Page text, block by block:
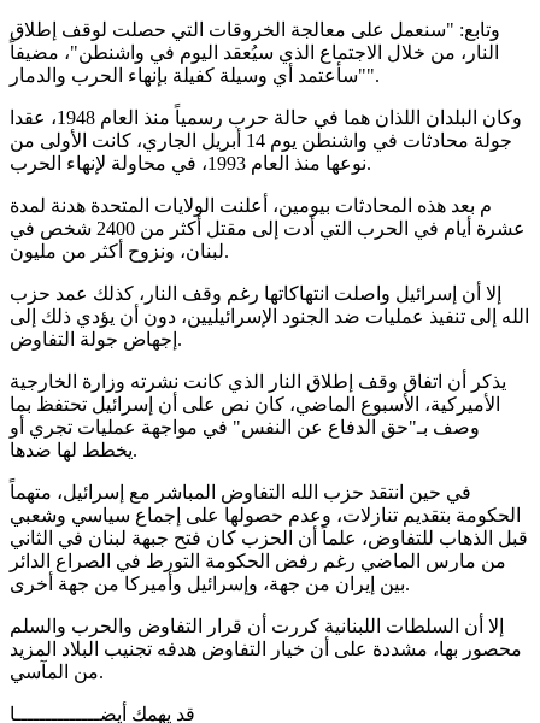
وتابع: "سنعمل على معالجة الخروقات التي حصلت لوقف إطلاق
النار، من خلال الاجتماع الذي سيُعقد اليوم في واشنطن"، مضيفاً
"سأعتمد أي وسيلة كفيلة بإنهاء الحرب والدمار".
وكان البلدان اللذان هما في حالة حرب رسمياً منذ العام 1948، عقدا
جولة محادثات في واشنطن يوم 14 أبريل الجاري، كانت الأولى من
نوعها منذ العام 1993، في محاولة لإنهاء الحرب.
م بعد هذه المحادثات بيومين، أعلنت الولايات المتحدة هدنة لمدة
عشرة أيام في الحرب التي أدت إلى مقتل أكثر من 2400 شخص في
لبنان، ونزوح أكثر من مليون.
إلا أن إسرائيل واصلت انتهاكاتها رغم وقف النار، كذلك عمد حزب
الله إلى تنفيذ عمليات ضد الجنود الإسرائيليين، دون أن يؤدي ذلك إلى
إجهاض جولة التفاوض.
يذكر أن اتفاق وقف إطلاق النار الذي كانت نشرته وزارة الخارجية
الأميركية، الأسبوع الماضي، كان نص على أن إسرائيل تحتفظ بما
وصف بـ"حق الدفاع عن النفس" في مواجهة عمليات تجري أو
يخطط لها ضدها.
في حين انتقد حزب الله التفاوض المباشر مع إسرائيل، متهماً
الحكومة بتقديم تنازلات، وعدم حصولها على إجماع سياسي وشعبي
قبل الذهاب للتفاوض، علماً أن الحزب كان فتح جبهة لبنان في الثاني
من مارس الماضي رغم رفض الحكومة التورط في الصراع الدائر
بين إيران من جهة، وإسرائيل وأميركا من جهة أخرى.
إلا أن السلطات اللبنانية كررت أن قرار التفاوض والحرب والسلم
محصور بها، مشددة على أن خيار التفاوض هدفه تجنيب البلاد المزيد
من المآسي.
قد يهمك أيضــــــــــــــا